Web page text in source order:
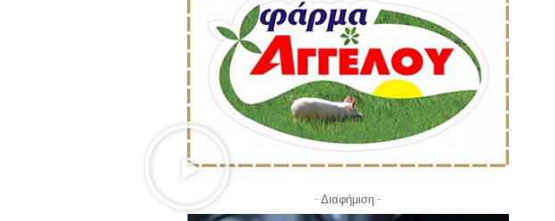
- Διαφήμιση -